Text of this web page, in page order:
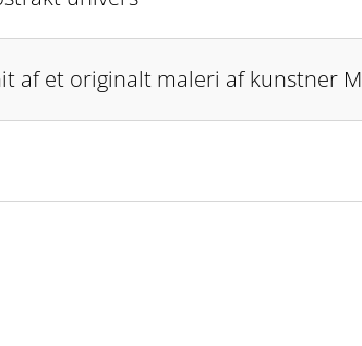
af et originalt maleri af kunstner